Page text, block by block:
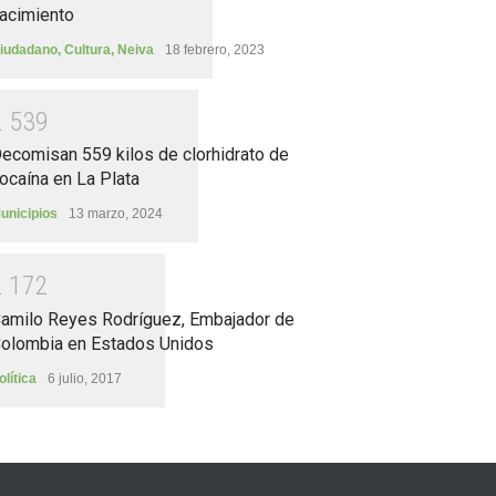
, Cultura, Neiva 18 febrero, 2023
539
559 kilos de clorhidrato de
en La Plata
13 marzo, 2024
1 72
Reyes Rodríguez, Embajador de
en Estados Unidos
6 julio, 2017